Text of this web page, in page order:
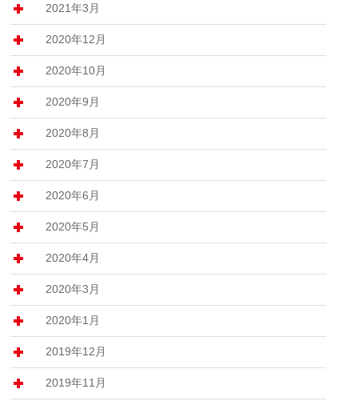
2021年3月
2020年12月
2020年10月
2020年9月
2020年8月
2020年7月
2020年6月
2020年5月
2020年4月
2020年3月
2020年1月
2019年12月
2019年11月